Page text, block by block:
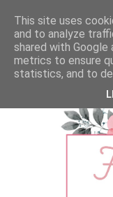
This site uses
and to analyze
shared with
metrics to ensure
statistics, and to